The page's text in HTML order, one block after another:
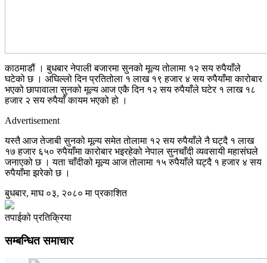
काठमाडौं । बुधबार नेपाली बजारमा सुनको मूल्य तोलामा १२ सय रुपैयाँले
घटेको छ । अघिल्लो दिन प्रतितोला १ लाख १९ हजार ४ सय रुपैयाँमा कारोबार
भएको छापावाला सुनको मूल्य आज एकै दिन १२ सय रुपैयाँले घटेर १ लाख १८
हजार २ सय रुपैयाँ कायम भएको हो ।
Advertisement
यस्तै आज तेजाबी सुनको मूल्य समेत तोलामा १२ सय रुपैयाँले नै घट्दै १ लाख
१७ हजार ६५० रुपैयाँमा कारोबार भइरहेको नेपाल सुनचाँदी व्यवसायी महासंघले
जनाएको छ । यता चाँदीको मूल्य आज तोलामा १५ रुपैयाँले घट्दै १ हजार ४ सय
रुपैयाँमा झरेको छ ।
बुधबार, माघ ०३, २०८० मा प्रकाशित
तपाईको प्रतिक्रिया
सम्बन्धित समाचार